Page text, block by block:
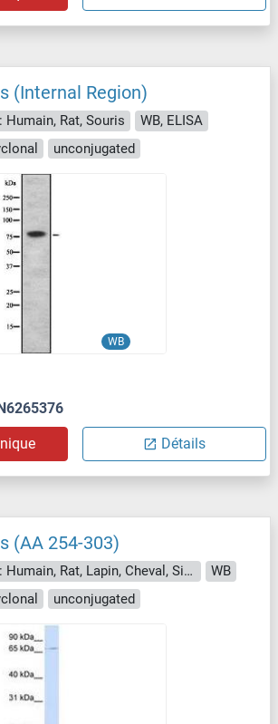
(Internal Region)
Humain, Rat, Souris
WB, ELISA
unconjugated
WB
Détails
(AA 254-303)
Reactivité: Humain, Rat, Lapin, Cheval, Singe, Porc, Roussette (Chauve-souris)
WB
unconjugated